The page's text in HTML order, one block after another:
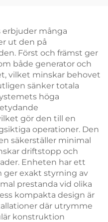
erbjuder många
ut den på
Först och främst ger
både generator och
vilket minskar behovet
sänker totala
höga
gör den till en
operationer. Den
säkerställer minimal
driftstopp och
Enheten har ett
ger exakt styrning av
prestanda vid olika
kompakta design är
där utrymme
konstruktion